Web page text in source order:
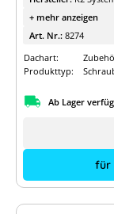
+ mehr anzeigen
Art. Nr.: 8274
Dachart:
Produkttyp:
Ab Lager
für